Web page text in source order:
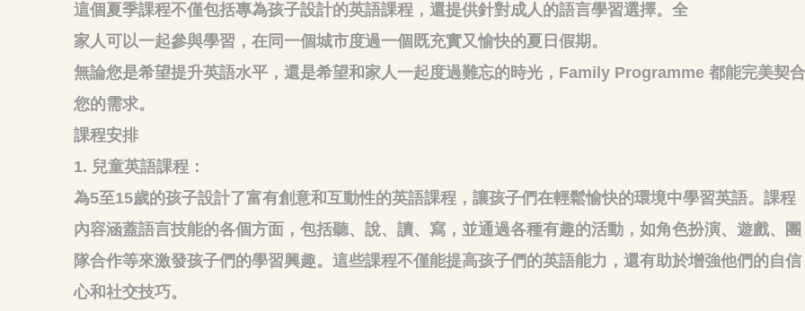
這個夏季課程不僅包括專為孩子設計的英語課程，還提供針對成人的語言學習選擇。全
家人可以一起參與學習，在同一個城市度過一個既充實又愉快的夏日假期。
無論您是希望提升英語水平，還是希望和家人一起度過難忘的時光，Family Programme 都能完美契合
您的需求。
課程安排
1. 兒童英語課程：
為5至15歲的孩子設計了富有創意和互動性的英語課程，讓孩子們在輕鬆愉快的環境中學習英語。課程
內容涵蓋語言技能的各個方面，包括聽、說、讀、寫，並通過各種有趣的活動，如角色扮演、遊戲、團
隊合作等來激發孩子們的學習興趣。這些課程不僅能提高孩子們的英語能力，還有助於增強他們的自信
心和社交技巧。